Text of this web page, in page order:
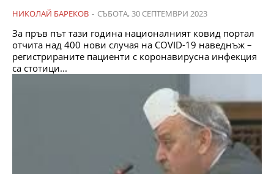
НИКОЛАЙ БАРЕКОВ - СЪБОТА, 30 СЕПТЕМВРИ 2023
За пръв път тази година националният ковид портал
отчита над 400 нови случая на COVID-19 наведнъж –
регистрираните пациенти с коронавирусна инфекция
са стотици...